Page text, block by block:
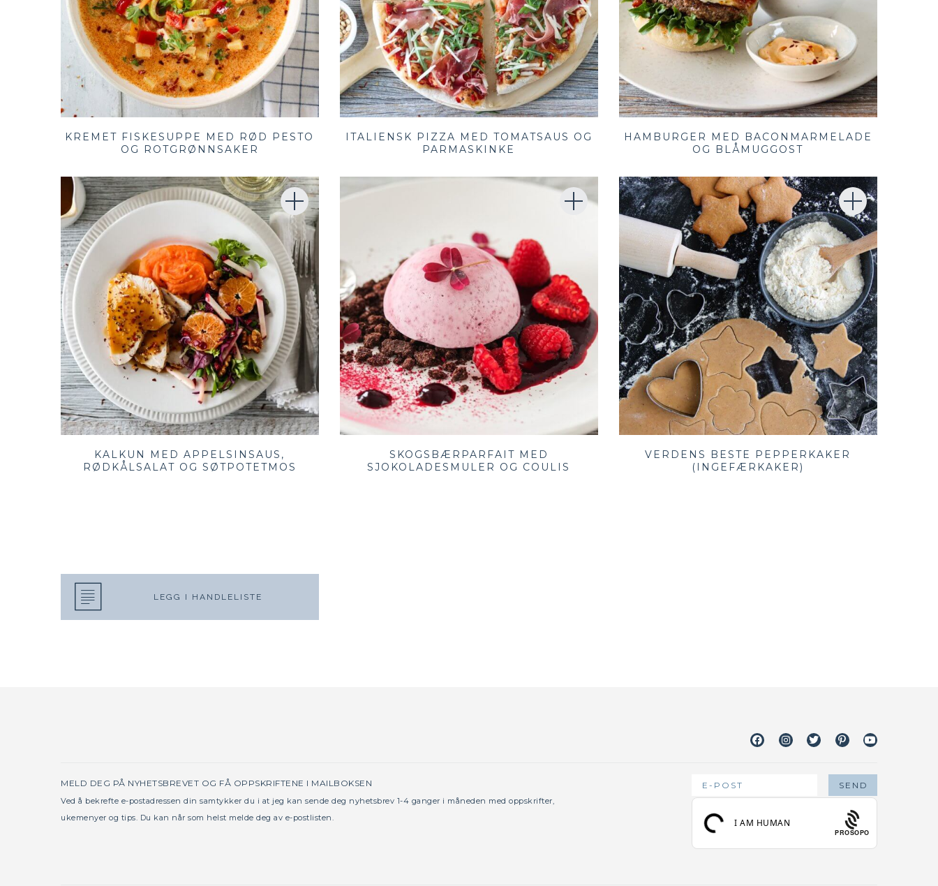
KREMET FISKESUPPE MED RØD PESTO
OG ROTGRØNNSAKER
ITALIENSK PIZZA MED TOMATSAUS OG
PARMASKINKE
HAMBURGER MED BACONMARMELADE
OG BLÅMUGGOST
KALKUN MED APPELSINSAUS,
RØDKÅLSALAT OG SØTPOTETMOS
SKOGSBÆRPARFAIT MED
SJOKOLADESMULER OG COULIS
VERDENS BESTE PEPPERKAKER
(INGEFÆRKAKER)
LEGG I HANDLELISTE
FacebookInstagramTwitterPinterestYoutube
MELD DEG PÅ NYHETSBREVET OG FÅ OPPSKRIFTENE I MAILBOKSEN
Ved å bekrefte e-postadressen din samtykker du i at jeg kan sende deg nyhetsbrev 1-4 ganger i måneden med oppskrifter,
ukemenyer og tips. Du kan når som helst melde deg av e-postlisten.
PROSOPO